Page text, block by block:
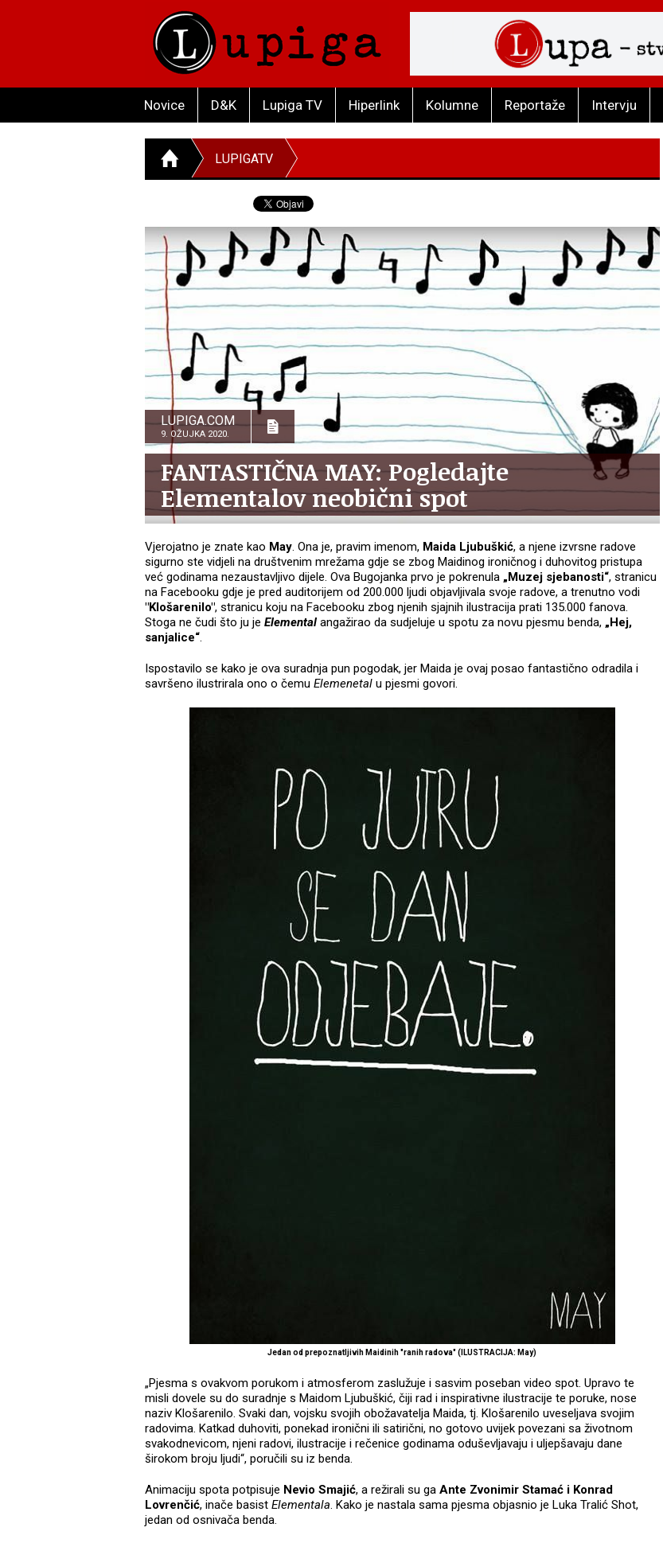
Novice D&K Lupiga TV Hiperlink Kolumne Reportaže Intervju
LUPIGATV
LUPIGA.COM
9. OŽUJKA 2020.
FANTASTIČNA MAY: Pogledajte
Elementalov neobični spot
Vjerojatno je znate kao May. Ona je, pravim imenom, Maida Ljubuškić, a njene izvrsne radove
sigurno ste vidjeli na društvenim mrežama gdje se zbog Maidinog ironičnog i duhovitog pristupa
već godinama nezaustavljivo dijele. Ova Bugojanka prvo je pokrenula „Muzej sjebanosti“, stranicu
na Facebooku gdje je pred auditorijem od 200.000 ljudi objavljivala svoje radove, a trenutno vodi
"Klošarenilo", stranicu koju na Facebooku zbog njenih sjajnih ilustracija prati 135.000 fanova.
Stoga ne čudi što ju je Elemental angažirao da sudjeluje u spotu za novu pjesmu benda, „Hej,
sanjalice“.
Ispostavilo se kako je ova suradnja pun pogodak, jer Maida je ovaj posao fantastično odradila i
savršeno ilustrirala ono o čemu Elemenetal u pjesmi govori.
Jedan od prepoznatljivih Maidinih "ranih radova" (ILUSTRACIJA: May)
„Pjesma s ovakvom porukom i atmosferom zaslužuje i sasvim poseban video spot. Upravo te
misli dovele su do suradnje s Maidom Ljubuškić, čiji rad i inspirativne ilustracije te poruke, nose
naziv Klošarenilo. Svaki dan, vojsku svojih obožavatelja Maida, tj. Klošarenilo uveseljava svojim
radovima. Katkad duhoviti, ponekad ironični ili satirični, no gotovo uvijek povezani sa životnom
svakodnevicom, njeni radovi, ilustracije i rečenice godinama oduševljavaju i uljepšavaju dane
širokom broju ljudi“, poručili su iz benda.
Animaciju spota potpisuje Nevio Smajić, a režirali su ga Ante Zvonimir Stamać i Konrad
Lovrenčić, inače basist Elementala. Kako je nastala sama pjesma objasnio je Luka Tralić Shot,
jedan od osnivača benda.